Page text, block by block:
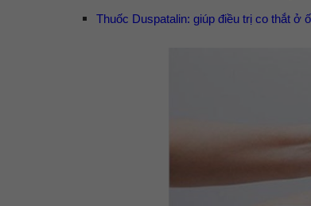
Thuốc Duspatalin: giúp điều trị co thắt ở